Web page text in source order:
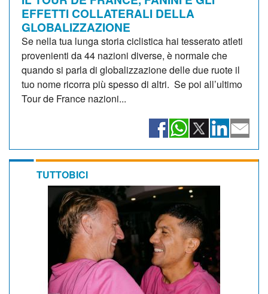
EFFETTI COLLATERALI DELLA
GLOBALIZZAZIONE
Se nella tua lunga storia ciclistica hai tesserato atleti
provenienti da 44 nazioni diverse, è normale che
quando si parla di globalizzazione delle due ruote il
tuo nome ricorra più spesso di altri. Se poi all’ultimo
Tour de France nazioni...
TUTTOBICI